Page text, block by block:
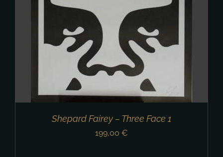
Shepard Fairey – Three Face 1
199,00 €